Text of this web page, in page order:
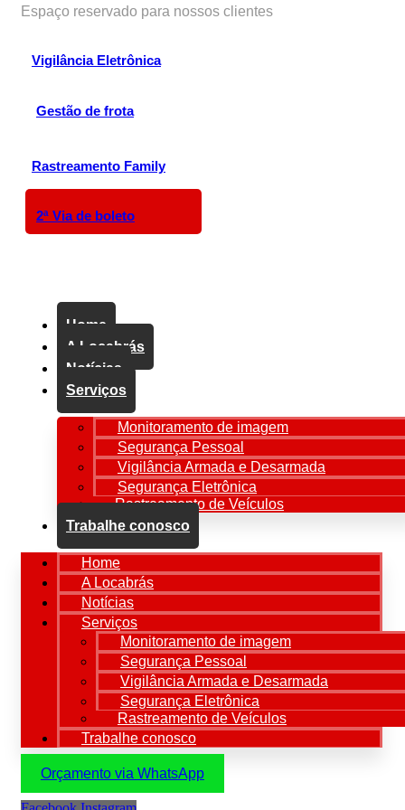
Espaço reservado para nossos clientes
Vigilância Eletrônica
Gestão de frota
Rastreamento Family
2ª Via de boleto
Home
A Locabrás
Notícias
Serviços
Monitoramento de imagem
Segurança Pessoal
Vigilância Armada e Desarmada
Segurança Eletrônica
Rastreamento de Veículos
Trabalhe conosco
Home
A Locabrás
Notícias
Serviços
Monitoramento de imagem
Segurança Pessoal
Vigilância Armada e Desarmada
Segurança Eletrônica
Rastreamento de Veículos
Trabalhe conosco
Orçamento via WhatsApp